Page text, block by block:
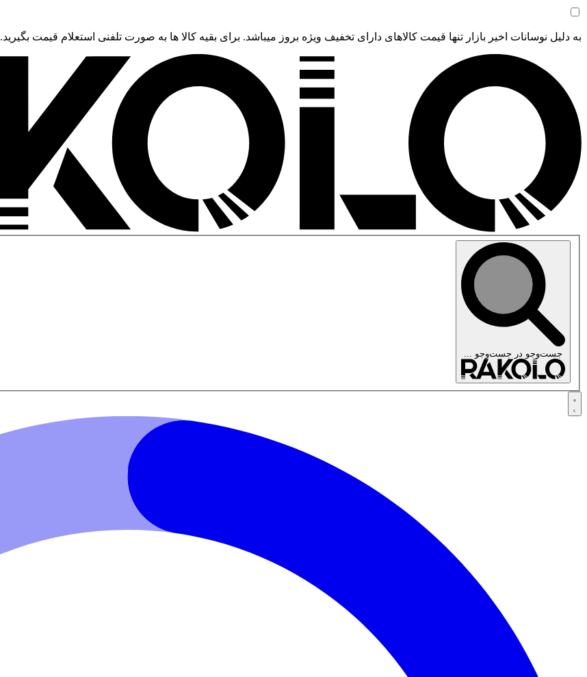
به دلیل نوسانات اخیر بازار تنها قیمت کالاهای دارای تخفیف ویژه بروز میباشد. برای بقیه کالا ها به صورت تلفنی استعلام قیمت بگیرید.
جست‌وجو در جست‌وجو ...